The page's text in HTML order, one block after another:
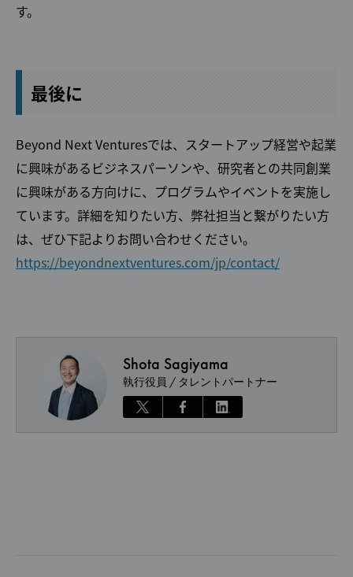
す。
最後に
Beyond Next Venturesでは、スタートアップ経営や起業
に興味があるビジネスパーソンや、研究者との共同創業
に興味がある方向けに、プログラムやイベントを実施し
ています。詳細を知りたい方、弊社担当と繋がりたい方
は、ぜひ下記よりお問い合わせください。
https://beyondnextventures.com/jp/contact/
Shota Sagiyama
執行役員 / タレントパートナー